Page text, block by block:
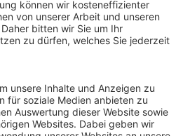
geltend gemacht werden
Deutschland, Senatsverwaltung für